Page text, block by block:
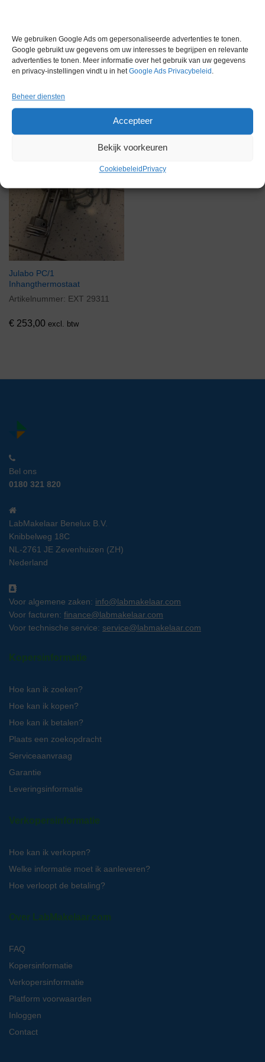
We gebruiken Google Ads om gepersonaliseerde advertenties te tonen.
Google gebruikt uw gegevens om uw interesses te begrijpen en relevante
advertenties te tonen. Meer informatie over het gebruik van uw gegevens
en privacy-instellingen vindt u in hetGoogle Ads Privacybeleid .
Beheer diensten
Accepteer
Bekijk voorkeuren
Cookiebeleid Privacy
Gerelateerde producten
Julabo PC/1
Inhangthermostaat
Artikelnummer: EXT 29311
€ 253,00 excl. btw
Bel ons
0180 321 820
LabMakelaar Benelux B.V.
Knibbelweg 18C
NL-2761 JE Zevenhuizen (ZH)
Nederland
Voor algemene zaken: info@labmakelaar.com
Voor facturen: finance@labmakelaar.com
Voor technische service: service@labmakelaar.com
Kopersinformatie
Hoe kan ik zoeken?
Hoe kan ik kopen?
Hoe kan ik betalen?
Plaats een zoekopdracht
Serviceaanvraag
Garantie
Leveringsinformatie
Verkopersinformatie
Hoe kan ik verkopen?
Welke informatie moet ik aanleveren?
Hoe verloopt de betaling?
Over LabMakelaar.com
FAQ
Kopersinformatie
Verkopersinformatie
Platform voorwaarden
Inloggen
Contact